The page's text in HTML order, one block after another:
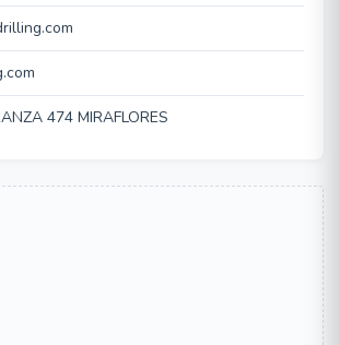
474 MIRAFLORES